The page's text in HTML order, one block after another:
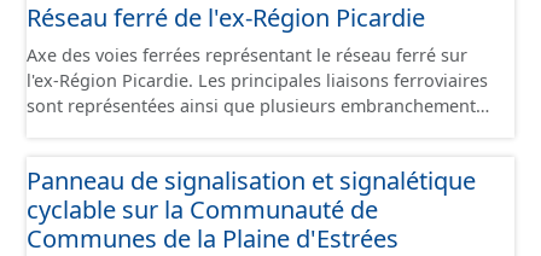
Réseau ferré de l'ex-Région Picardie
Axe des voies ferrées représentant le réseau ferré sur
l'ex-Région Picardie. Les principales liaisons ferroviaires
sont représentées ainsi que plusieurs embranchements
sont désaffectées mais sont toujours physiquement
présentes sur le terrain.
Panneau de signalisation et signalétique
cyclable sur la Communauté de
Communes de la Plaine d'Estrées